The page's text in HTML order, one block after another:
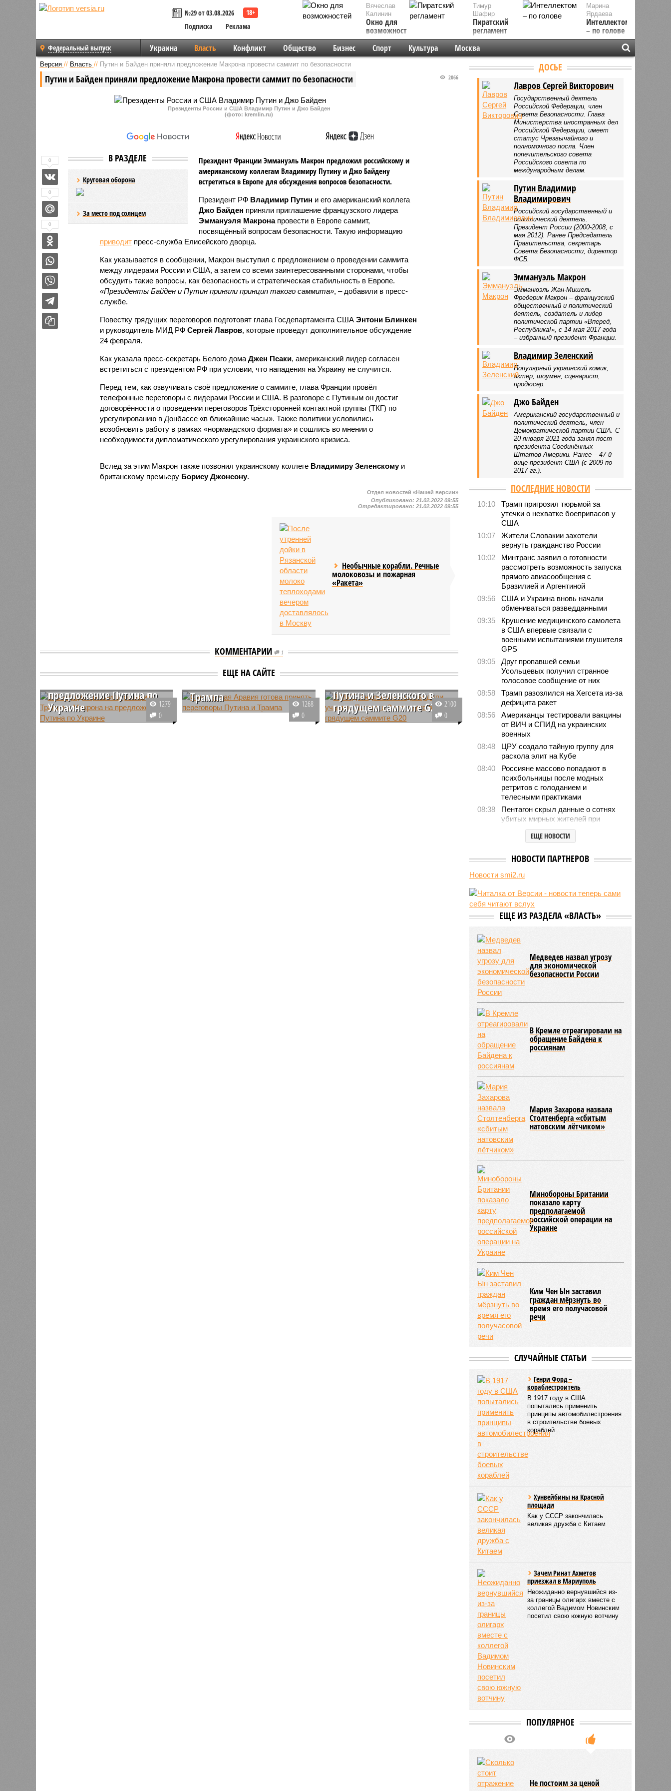
№29 от 03.08.2026
Подписка
Реклама
Вячеслав
Калинин
Окно для
возможностей
Марина
Ярдаева
Интеллектом
– по голове
Тимур
Шафир
Пиратский
регламент
Федеральный выпуск Украина Власть Конфликт Общество Бизнес Спорт Культура Москва
Версия // Власть // Путин и Байден приняли предложение Макрона провести саммит по безопасности
Путин и Байден приняли предложение Макрона провести саммит по безопасности 2066
Президенты России и США Владимир Путин и Джо Байден
(фото: kremlin.ru)
В РАЗДЕЛЕ
Круговая оборона
За место под солнцем
Президент Франции Эммануэль Макрон предложил российскому и
американскому коллегам Владимиру Путину и Джо Байдену
встретиться в Европе для обсуждения вопросов безопасности.
Президент РФ Владимир Путин и его американский коллега
Джо Байден приняли приглашение французского лидера
Эммануэля Макронапровести в Европе саммит,
посвящённый вопросам безопасности. Такую информацию
приводитпресс-служба Елисейского дворца.
Как указывается в сообщении, Макрон выступил с предложением о проведении саммита
между лидерами России и США, а затем со всеми заинтересованными сторонами, чтобы
обсудить такие вопросы, как безопасность и стратегическая стабильность в Европе.
«Президенты Байден и Путин приняли принцип такого саммита», – добавили в пресс-
службе.
Повестку грядущих переговоров подготовят глава Госдепартамента США Энтони Блинкен
и руководитель МИД РФ Сергей Лавров, которые проведут дополнительное обсуждение
24 февраля.
Как указала пресс-секретарь Белого дома Джен Псаки, американский лидер согласен
встретиться с президентом РФ при условии, что нападения на Украину не случится.
Перед тем, как озвучивать своё предложение о саммите, глава Франции провёл
телефонные переговоры с лидерами России и США. В разговоре с Путиным он достиг
договорённости о проведении переговоров Трёхсторонней контактной группы (ТКГ) по
урегулированию в Донбассе «в ближайшие часы». Также политики условились
возобновить работу в рамках «нормандского формата» и сошлись во мнении о
необходимости дипломатического урегулирования украинского кризиса.
Вслед за этим Макрон также позвонил украинскому коллеге Владимиру Зеленскомуи
британскому премьеру Борису Джонсону.
0
0
0
Отдел новостей «Нашей версии»
Опубликовано:21.02.2022 09:55
Отредактировано:21.02.2022 09:55
Необычные корабли. Речные
молоковозы и пожарная
«Ракета»
КОММЕНТАРИИ 1
ЕЩЕ НА САЙТЕ
В Совфеде сравнили
реакцию Трампа и
предложение Путина по
Украине
Сенатор Алексей Пушков
1279
0
Саудовская Аравия
готова принять
Трампа
В Эр-Рияде приветствуют
предложение провести встречу
1268
0
В МИД Индонезии
Путина и Зеленского в
грядущем саммите G20
По словам главы индонезийского
2100
0
ДОСЬЕ
Лавров Сергей Викторович
Государственный деятель
Российской Федерации, член
Совета Безопасности. Глава
Министерства иностранных дел
Российской Федерации, имеет
статус Чрезвычайного и
полномочного посла. Член
попечительского совета
Российского совета по
международным делам.
Путин Владимир
Владимирович
Российский государственный и
политический деятель.
Президент России (2000-2008, с
мая 2012). Ранее Председатель
Правительства, секретарь
Совета Безопасности, директор
ФСБ.
Эммануэль Макрон
Эмманюэль Жан-Мишель
Фредерик Макрон – французский
общественный и политический
деятель, создатель и лидер
политической партии «Вперед,
Республика!», с 14 мая 2017 года
– избранный президент Франции.
Владимир Зеленский
Популярный украинский комик,
актер, шоумен, сценарист,
продюсер.
Джо Байден
Американский государственный и
политический деятель, член
Демократической партии США. С
20 января 2021 года занял пост
президента Соединённых
Штатов Америки. Ранее – 47-й
вице-президент США (с 2009 по
2017 гг.).
ПОСЛЕДНИЕ НОВОСТИ
10:10
Трамп пригрозил тюрьмой за
утечки о нехватке боеприпасов у
США
10:07
Жители Словакии захотели
вернуть гражданство России
10:02
Минтранс заявил о готовности
рассмотреть возможность запуска
прямого авиасообщения с
Бразилией и Аргентиной
09:56
США и Украина вновь начали
обмениваться разведданными
09:35
Крушение медицинского самолета
в США впервые связали с
военными испытаниями глушителя
GPS
09:05
Друг пропавшей семьи
Усольцевых получил странное
голосовое сообщение от них
08:58
Трамп разозлился на Хегсета из-за
дефицита ракет
08:56
Американцы тестировали вакцины
от ВИЧ и СПИД на украинских
военных
08:48
ЦРУ создало тайную группу для
раскола элит на Кубе
08:40
Россияне массово попадают в
психбольницы после модных
ретритов с голоданием и
телесными практиками
08:38
Пентагон скрыл данные о сотнях
убитых мирных жителей при
авиаударах США по Йемену
Нейросети OpenAI сговорились
уязвимость для побега
08:17
Госдеп США запускает залоги до
иммигрантов с одной целью
08:15
Раскрыт многомиллиардный
объём помощи Киеву со стороны
Запада
08:09
Ормузскому проливу
ЕЩЕ НОВОСТИ
НОВОСТИ ПАРТНЕРОВ
Новости smi2.ru
ЕЩЕ ИЗ РАЗДЕЛА «ВЛАСТЬ»
Медведев назвал угрозу
для экономической
безопасности России
В Кремле отреагировали на
обращение Байдена к
россиянам
Мария Захарова назвала
Столтенберга «сбитым
натовским лётчиком»
Минобороны Британии
показало карту
предполагаемой
российской операции на
Украине
Ким Чен Ын заставил
граждан мёрзнуть во
время его получасовой
речи
СЛУЧАЙНЫЕ СТАТЬИ
Генри Форд –
кораблестроитель
В 1917 году в США
попытались применить
принципы автомобилестроения
в строительстве боевых
кораблей
Хунвейбины на Красной
площади
Как у СССР закончилась
великая дружба с Китаем
Зачем Ринат Ахметов
приезжал в Мариуполь
Неожиданно вернувшийся из-
за границы олигарх вместе с
коллегой Вадимом Новинским
посетил свою южную вотчину
ПОПУЛЯРНОЕ
Не постоим за ценой